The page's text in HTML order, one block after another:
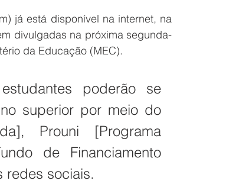
já está disponível na internet, na
divulgadas na próxima segunda-
da Educação (MEC).
poderão se
superior por meio do
Prouni [Programa
de Financiamento
redes sociais.